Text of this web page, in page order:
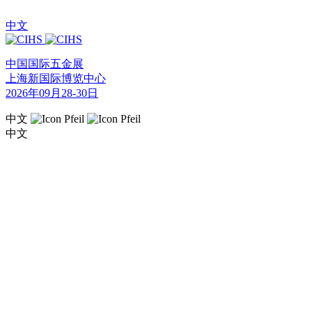
中文
中国国际五金展
上海新国际博览中心
2026年09月28-30日
中文
中文